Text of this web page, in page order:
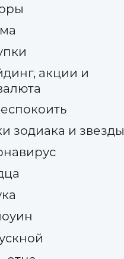
акции и
зодиака и звезды